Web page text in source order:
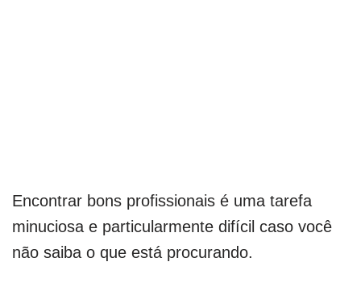
Encontrar bons profissionais é uma tarefa
minuciosa e particularmente difícil caso você
não saiba o que está procurando.